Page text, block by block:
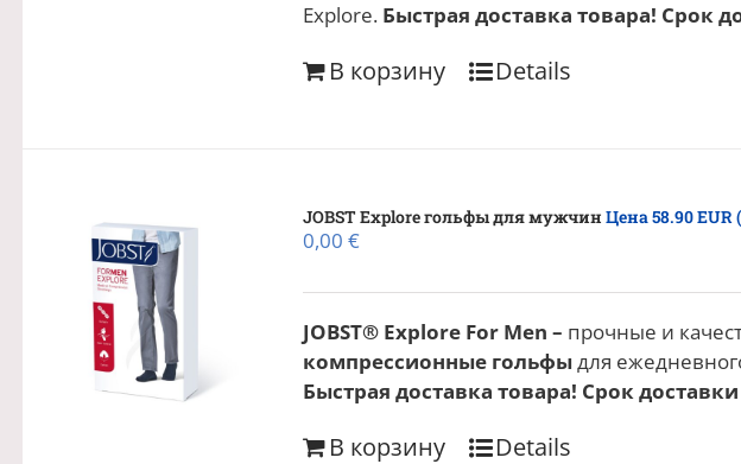
Explore. Быстрая доставка товара! Срок
В корзину Details
JOBST Explore гольфы для мужчинЦена 58.90 EUR
0,00€
JOBST® Explore For Men – прочные и
компрессионные гольфыдля
Быстрая доставка товара! Срок
В корзину Details